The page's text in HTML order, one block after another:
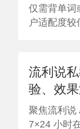
仅需背单词
户适配度较
流利说
验、效
聚焦流利说
7×24 小时